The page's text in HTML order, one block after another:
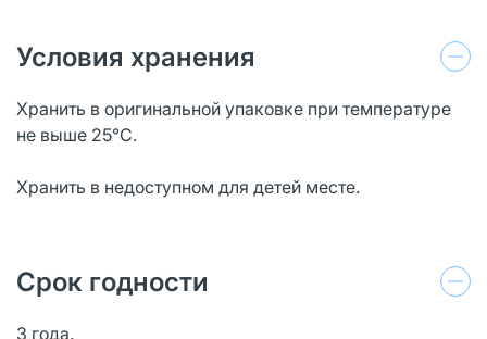
Условия хранения
Хранить в оригинальной упаковке при температуре
не выше 25°С.
Хранить в недоступном для детей месте.
Срок годности
3 года.